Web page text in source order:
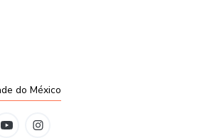
do México